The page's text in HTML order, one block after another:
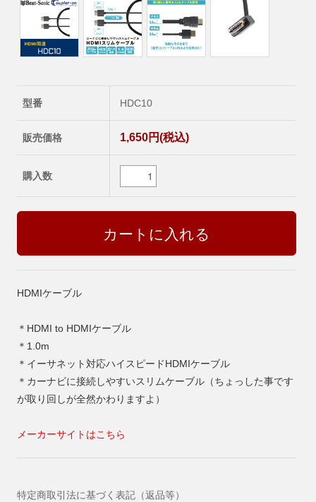
型番 HDC10
販売価格 1,650円(税込)
購入数
HDMIケーブル
＊HDMI to HDMIケーブル
＊1.0m
＊イーサネット対応ハイスピードHDMIケーブル
＊カーナビに接続しやすいスリムケーブル（ちょっした事です
が取り回しが全然かわりますよ）
メーカーサイトはこちら
特定商取引法に基づく表記（返品等）